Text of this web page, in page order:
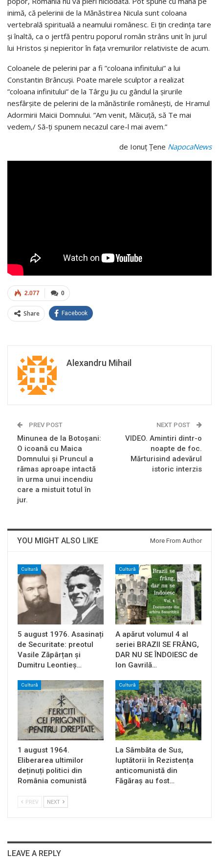
inimă, că pelerinii de la Mănăstirea Nicula sunt coloana
vertebrală spirituală a neamului românesc. Ei țin credința tare
și înaltă, ca o jertfă pentru poporul român strâns unit în jurul
lui Hristos și nepieritor în fața vremurilor relativiste de acum.
Coloanele de pelerini par a fi ”coloana infinitului” a lui
Constantin Brâncuși. Poate marele sculptor a realizat
”coloana infinitului” de la Târgu Jiu cu gândul la șirurile
nesfârșite de pelerini de la mănăstirile românești, de Hramul
Adormirii Maicii Domnului. ”Am venit, Măicuță, să Te mai
vedem,/ Să-ți spunem necazul care-l mai avem.”
de Ionuț Țene NapocaNews
0
2.077
Share Facebook
Alexandru Mihail
PREV POST
Minunea de la Botoșani:
O icoană cu Maica
Domnului și Pruncul a
rămas aproape intactă
în urma unui incendiu
care a mistuit totul în
jur.
NEXT POST
VIDEO. Amintiri dintr-o
noapte de foc.
Mărturisind adevărul
istoric interzis
YOU MIGHT ALSO LIKE More From Author
Cultură
5 august 1976. Asasinați
de Securitate: preotul
Vasile Zăpârțan și
Dumitru Leontieș…
Cultură
A apărut volumul 4 al
seriei BRAZII SE FRÂNG,
DAR NU SE ÎNDOIESC de
Ion Gavrilă…
Cultură
1 august 1964.
Eliberarea ultimilor
deținuți politici din
România comunistă
Cultură
La Sâmbăta de Sus,
luptătorii în Rezistența
anticomunistă din
Făgăraș au fost…
PREV NEXT
LEAVE A REPLY